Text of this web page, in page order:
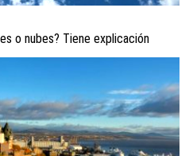
o nubes? Tiene explicación